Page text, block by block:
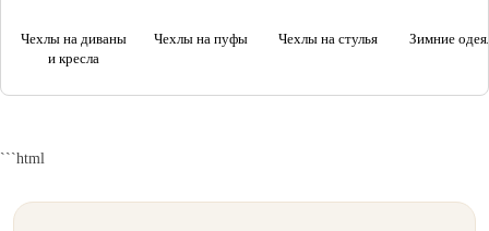
Чехлы на диваны
и кресла
Чехлы на пуфы Чехлы на стулья Зимние
```html